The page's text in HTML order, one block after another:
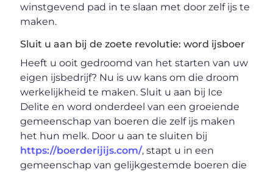
winstgevend pad in te slaan met door zelf ijs te
maken.
Sluit u aan bij de zoete revolutie: word ijsboer
Heeft u ooit gedroomd van het starten van uw
eigen ijsbedrijf? Nu is uw kans om die droom
werkelijkheid te maken. Sluit u aan bij Ice
Delite en word onderdeel van een groeiende
gemeenschap van boeren die zelf ijs maken
het hun melk. Door u aan te sluiten bij
https://boerderijijs.com/, stapt u in een
gemeenschap van gelijkgestemde boeren die